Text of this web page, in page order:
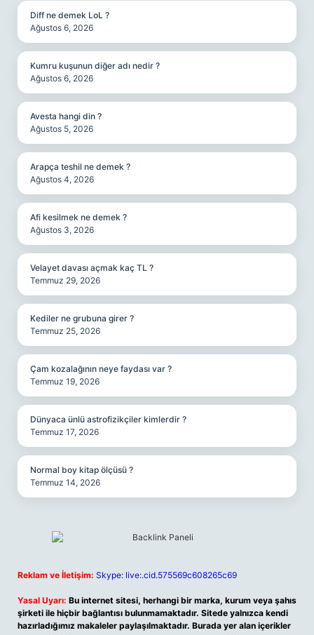
Diff ne demek LoL ?
Ağustos 6, 2026
Kumru kuşunun diğer adı nedir ?
Ağustos 6, 2026
Avesta hangi din ?
Ağustos 5, 2026
Arapça teshil ne demek ?
Ağustos 4, 2026
Afi kesilmek ne demek ?
Ağustos 3, 2026
Velayet davası açmak kaç TL ?
Temmuz 29, 2026
Kediler ne grubuna girer ?
Temmuz 25, 2026
Çam kozalağının neye faydası var ?
Temmuz 19, 2026
Dünyaca ünlü astrofizikçiler kimlerdir ?
Temmuz 17, 2026
Normal boy kitap ölçüsü ?
Temmuz 14, 2026
Reklam ve İletişim: Skype: live:.cid.575569c608265c69
Yasal Uyarı: Bu internet sitesi, herhangi bir marka, kurum veya şahıs
şirketi ile hiçbir bağlantısı bulunmamaktadır. Sitede yalnızca kendi
hazırladığımız makaleler paylaşılmaktadır. Burada yer alan içerikler